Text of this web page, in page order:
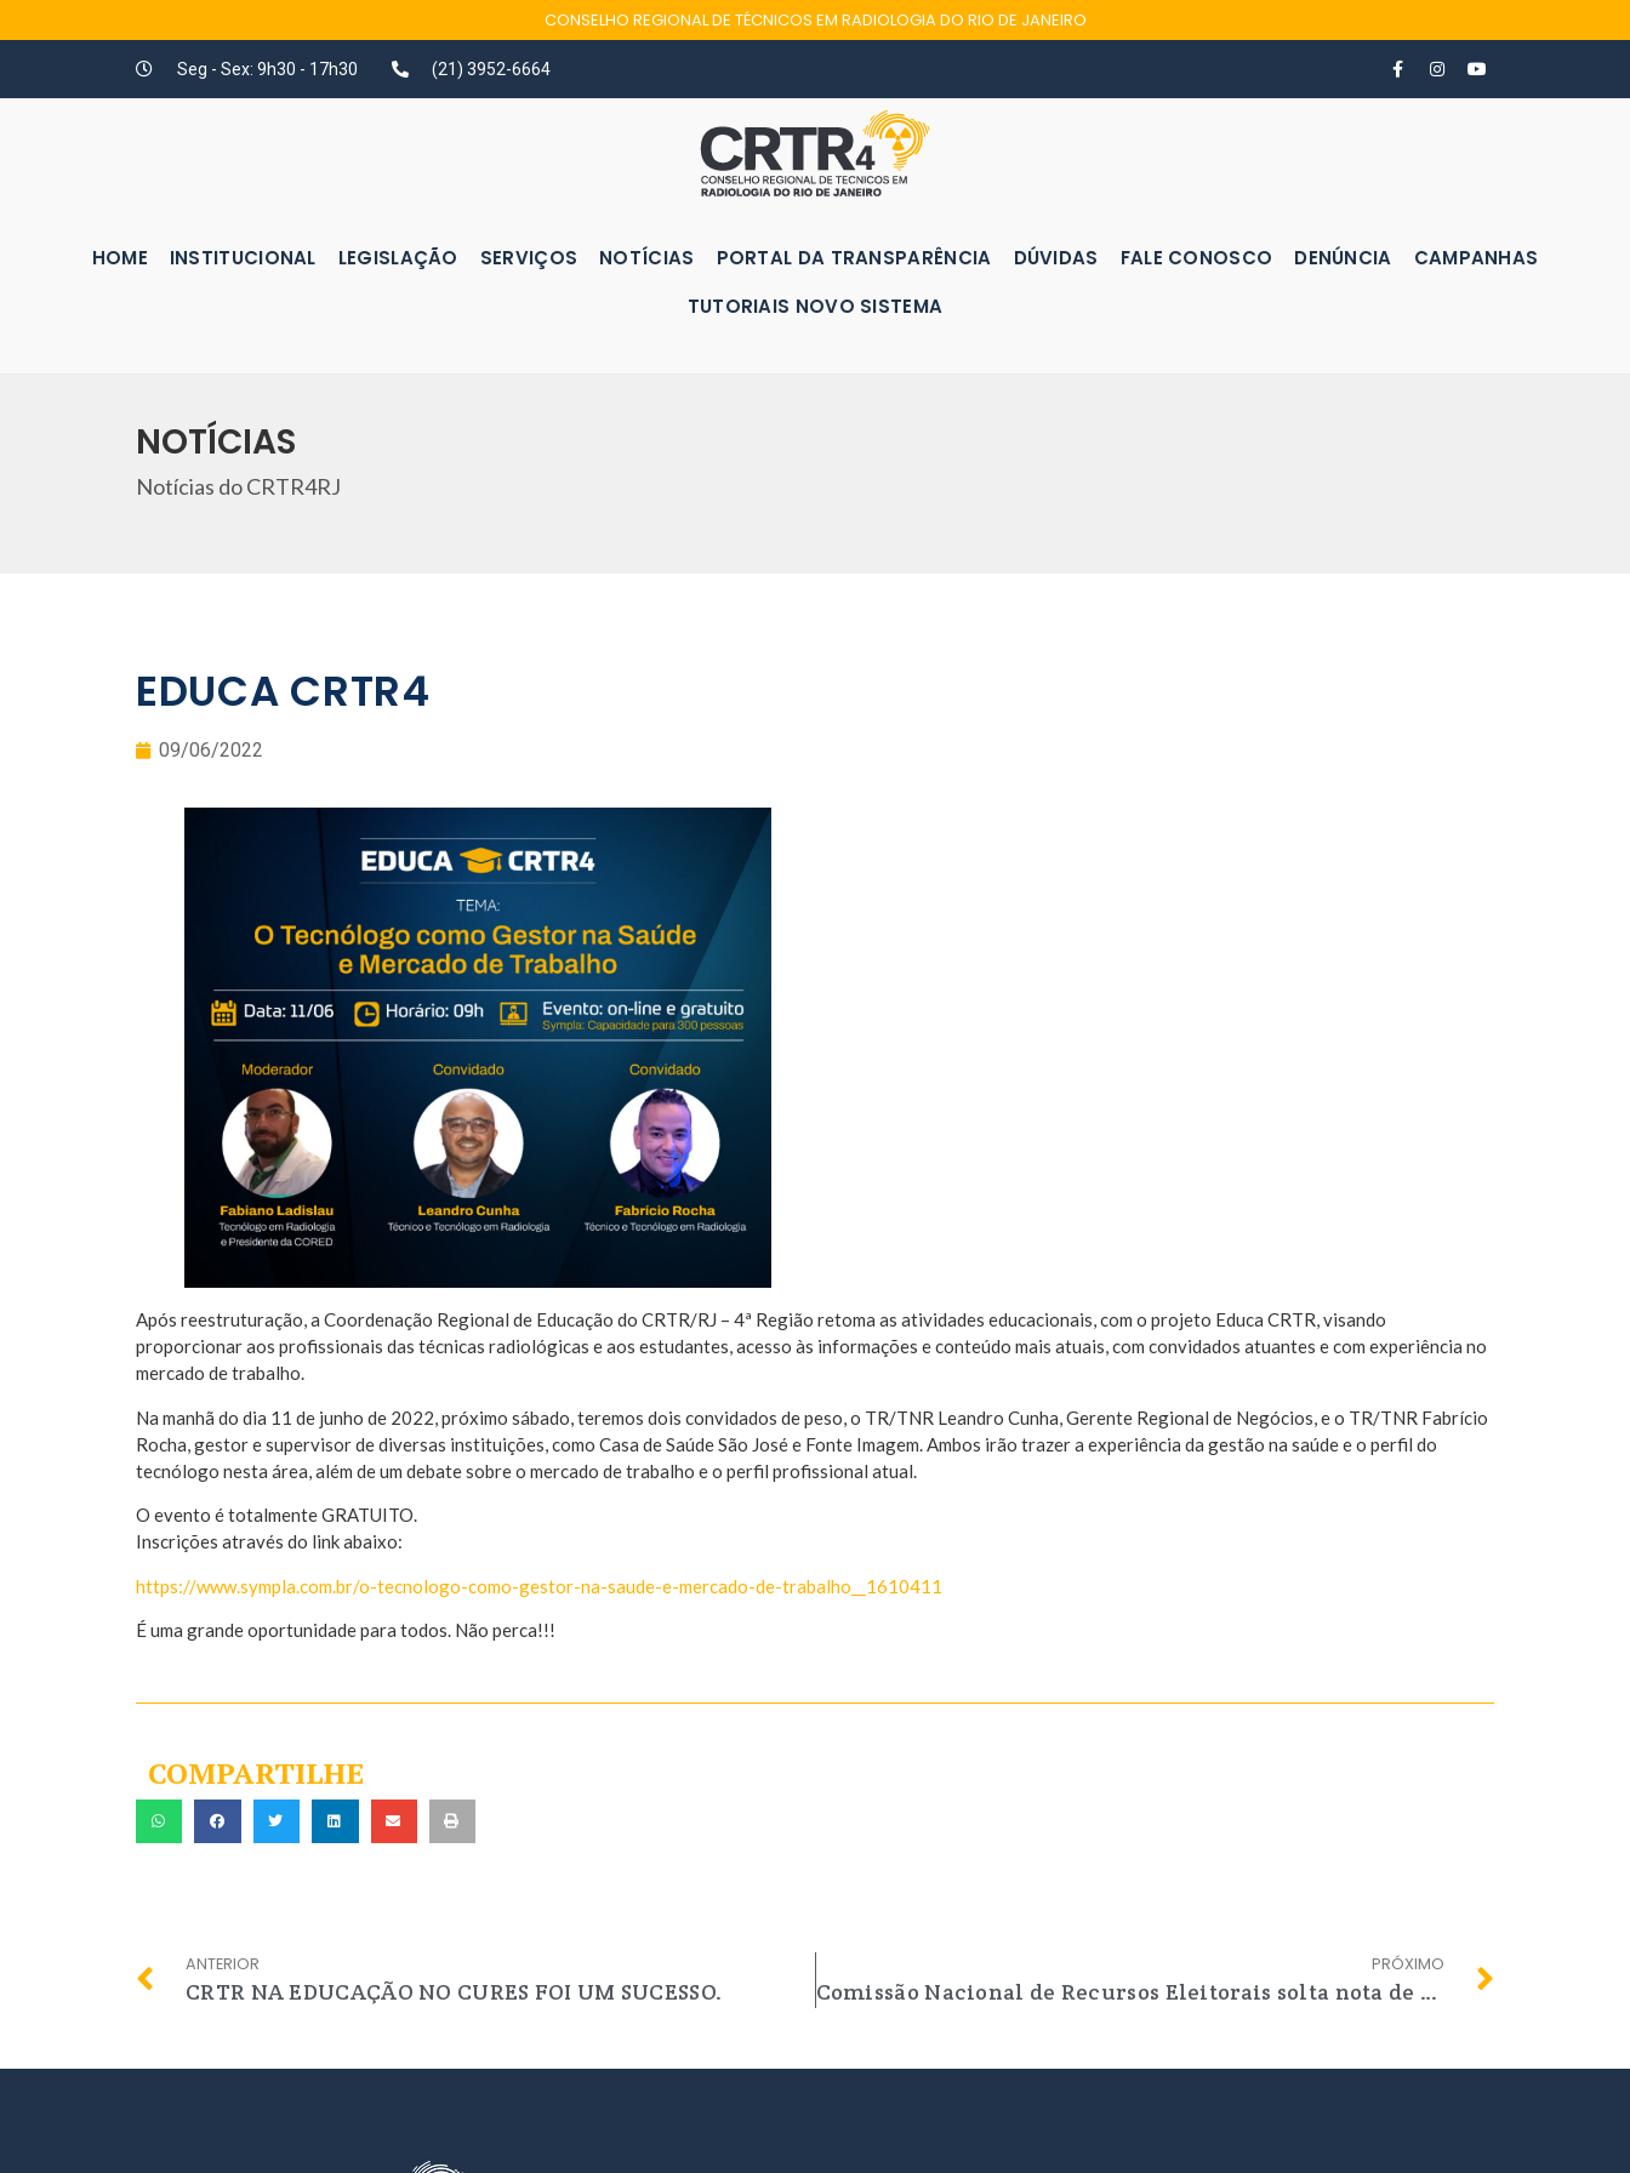
CONSELHO REGIONAL DE TÉCNICOS EM RADIOLOGIA DO RIO DE JANEIRO
Seg - Sex: 9h30 - 17h30 (21) 3952-6664
HOME INSTITUCIONAL LEGISLAÇÃO SERVIÇOS NOTÍCIAS PORTAL DA TRANSPARÊNCIA DÚVIDAS FALE CONOSCO DENÚNCIA
CAMPANHAS
TUTORIAIS NOVO SISTEMA
NOTÍCIAS
Notícias do CRTR4RJ
EDUCA CRTR4
09/06/2022
Após reestruturação, a Coordenação Regional de Educação do CRTR/RJ – 4ª Região retoma as atividades educacionais, com o projeto Educa CRTR, visando
proporcionar aos profissionais das técnicas radiológicas e aos estudantes, acesso às informações e conteúdo mais atuais, com convidados atuantes e com experiência no
mercado de trabalho.
Na manhã do dia 11 de junho de 2022, próximo sábado, teremos dois convidados de peso, o TR/TNR Leandro Cunha, Gerente Regional de Negócios, e o TR/TNR Fabrício
Rocha, gestor e supervisor de diversas instituições, como Casa de Saúde São José e Fonte Imagem. Ambos irão trazer a experiência da gestão na saúde e o perfil do
tecnólogo nesta área, além de um debate sobre o mercado de trabalho e o perfil profissional atual.
O evento é totalmente GRATUITO.
Inscrições através do link abaixo:
https://www.sympla.com.br/o-tecnologo-como-gestor-na-saude-e-mercado-de-trabalho__1610411
É uma grande oportunidade para todos. Não perca!!!
COMPARTILHE
ANTERIOR
CRTR NA EDUCAÇÃO NO CURES FOI UM SUCESSO.
PRÓXIMO
Comissão Nacional de Recursos Eleitorais solta nota de Esclarecimento com apoio de Regionais